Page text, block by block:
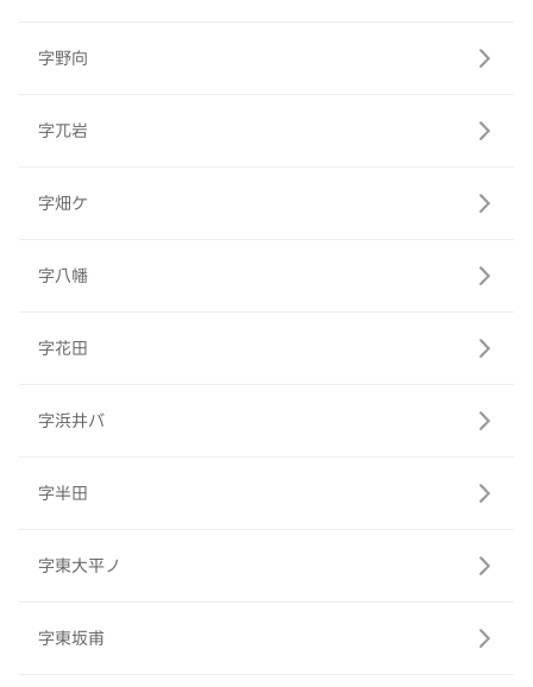
字野向
字兀岩
字畑ケ
字八幡
字花田
字浜井バ
字半田
字東大平ノ
字東坂甫